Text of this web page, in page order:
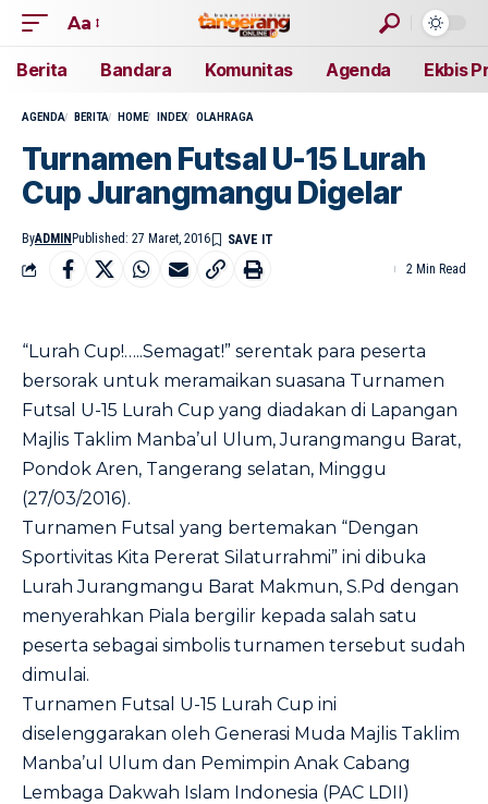
Aa
Berita Bandara Komunitas Agenda Ekbis
AGENDA BERITA HOME INDEX OLAHRAGA
Turnamen Futsal U-15 Lurah
Cup Jurangmangu Digelar
ByADMIN Published: 27 Maret, 2016
2 Min Read
“Lurah Cup!…..Semagat!” serentak para peserta
bersorak untuk meramaikan suasana Turnamen
Futsal U-15 Lurah Cup yang diadakan di Lapangan
Majlis Taklim Manba’ul Ulum, Jurangmangu Barat,
Pondok Aren, Tangerang selatan, Minggu
(27/03/2016).
Turnamen Futsal yang bertemakan “Dengan
Sportivitas Kita Pererat Silaturrahmi” ini dibuka
Lurah Jurangmangu Barat Makmun, S.Pd dengan
menyerahkan Piala bergilir kepada salah satu
peserta sebagai simbolis turnamen tersebut sudah
dimulai.
Turnamen Futsal U-15 Lurah Cup ini
diselenggarakan oleh Generasi Muda Majlis Taklim
Manba’ul Ulum dan Pemimpin Anak Cabang
Lembaga Dakwah Islam Indonesia (PAC LDII)